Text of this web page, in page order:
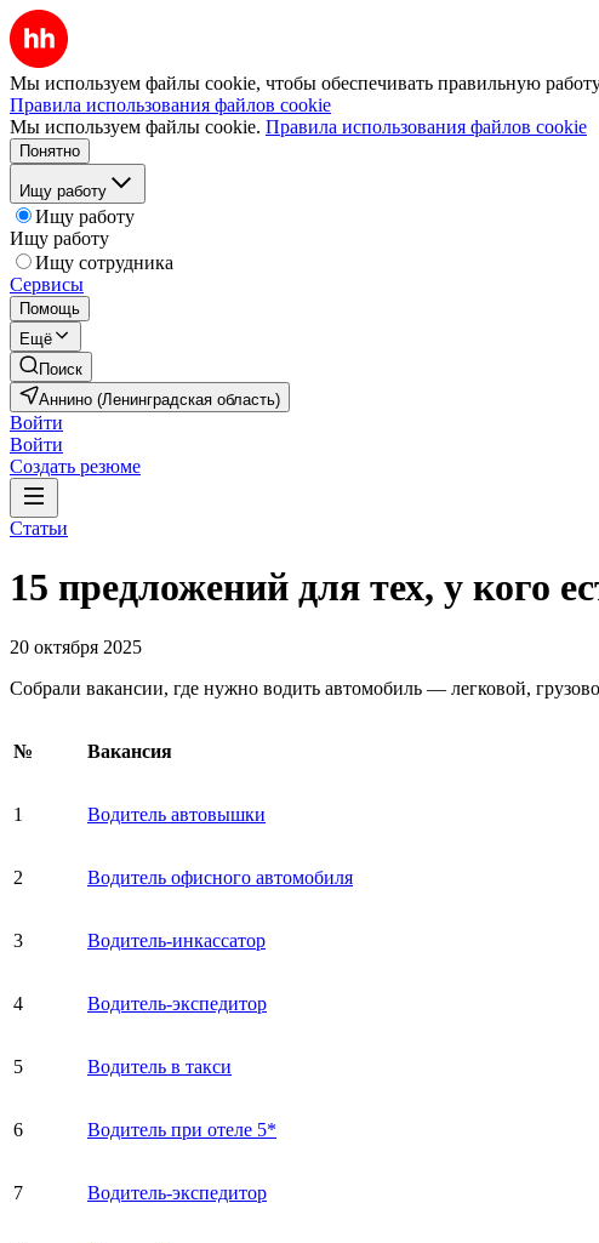
Мы используем файлы cookie, чтобы обеспечивать правильную
Правила использования файлов cookie
Мы используем файлы cookie. Правила использования файлов cookie
Понятно
Ищу работу
Ищу работу
Ищу работу
Ищу сотрудника
Сервисы
Помощь
Ещё
Поиск
Аннино (Ленинградская область)
Войти
Войти
Создать резюме
Статьи
15 предложений для тех, у кого
20 октября 2025
Собрали вакансии, где нужно водить автомобиль — легковой,
№ Вакансия
1 Водитель автовышки
2 Водитель офисного автомобиля
3 Водитель-инкассатор
4 Водитель-экспедитор
5 Водитель в такси
6 Водитель при отеле 5*
7 Водитель-экспедитор